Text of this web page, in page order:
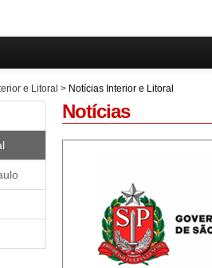
e Litoral > Notícias Interior e Litoral
Notícias